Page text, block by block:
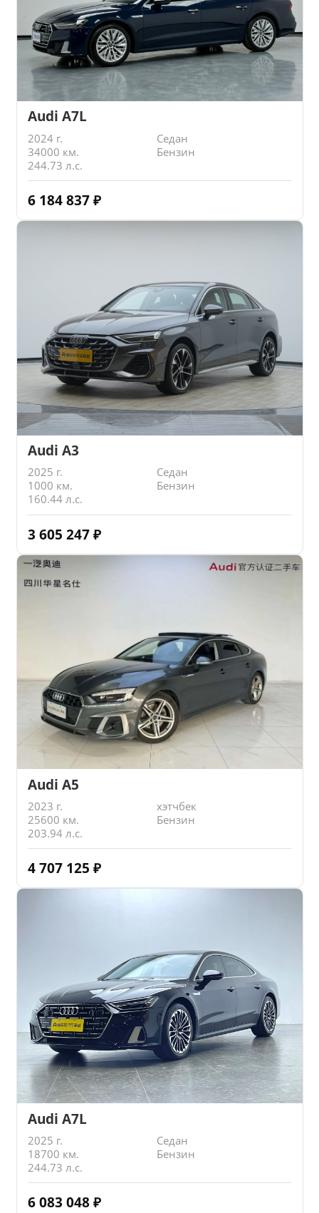
Audi A7L
2024 г.
Седан
34000 км.
Бензин
244.73 л.с.
6 184 837 ₽
Audi A3
2025 г.
Седан
1000 км.
Бензин
160.44 л.с.
3 605 247 ₽
Audi A5
2023 г.
хэтчбек
25600 км.
Бензин
203.94 л.с.
4 707 125 ₽
Audi A7L
2025 г.
Седан
18700 км.
Бензин
244.73 л.с.
6 083 048 ₽